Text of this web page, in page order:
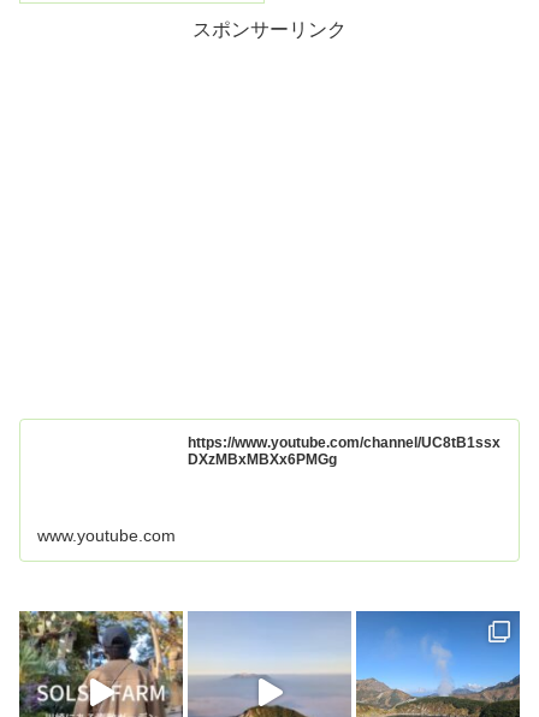
スポンサーリンク
https://www.youtube.com/channel/UC8tB1ssx
DXzMBxMBXx6PMGg
www.youtube.com